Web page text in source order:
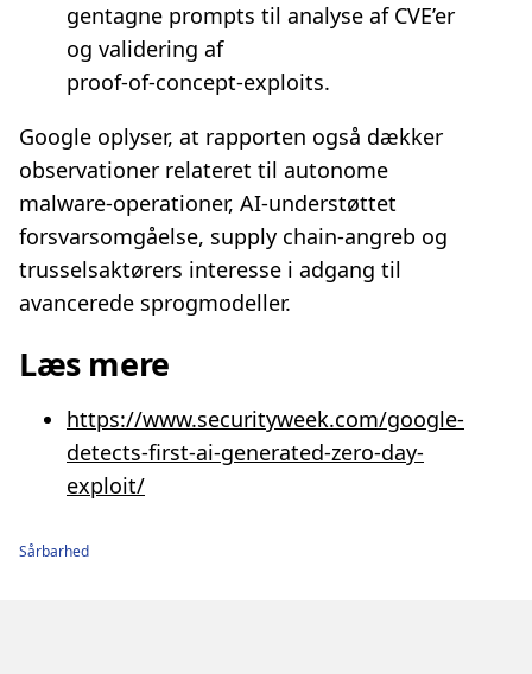
gentagne prompts til analyse af CVE’er
og validering af
proof‑of‑concept‑exploits.
Google oplyser, at rapporten også dækker
observationer relateret til autonome
malware‑operationer, AI‑understøttet
forsvarsomgåelse, supply chain‑angreb og
trusselsaktørers interesse i adgang til
avancerede sprogmodeller.
Læs mere
https://www.securityweek.com/google-
detects-first-ai-generated-zero-day-
exploit/
Sårbarhed